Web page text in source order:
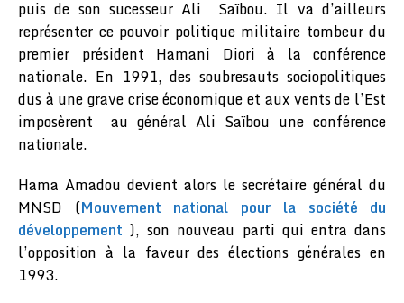
puis de son sucesseur Ali Saïbou. Il va d’ailleurs
représenter ce pouvoir politique militaire tombeur du
premier président Hamani Diori à la conférence
nationale. En 1991, des soubresauts sociopolitiques
dus à une grave crise économique et aux vents de l’Est
imposèrent au général Ali Saïbou une conférence
nationale.
Hama Amadou devient alors le secrétaire général du
MNSD (Mouvement national pour la société du
développement ), son nouveau parti qui entra dans
l’opposition à la faveur des élections générales en
1993.